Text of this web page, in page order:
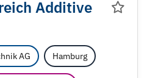
Additive
AG Hamburg